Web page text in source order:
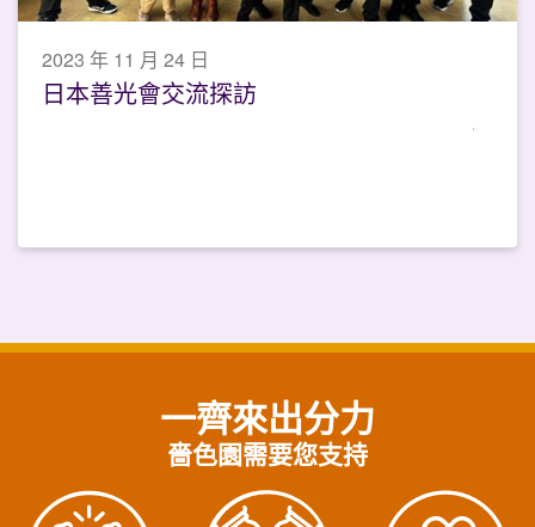
2023 年 11 月 24 日
日本善光會交流探訪
一齊來出分力
嗇色園需要您支持